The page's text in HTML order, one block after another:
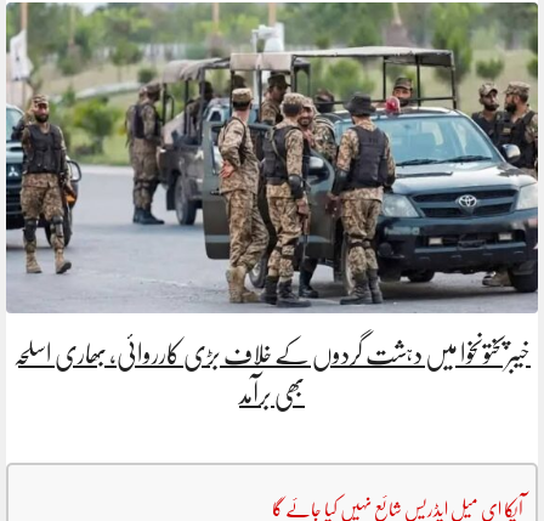
خیبرپختونخوا میں دہشت گردوں کے خلاف بڑی کارروائی، بھاری اسلحہ
بھی برآمد
آپکا ای میل ایڈریس شائع نہیں کیا جائے گا